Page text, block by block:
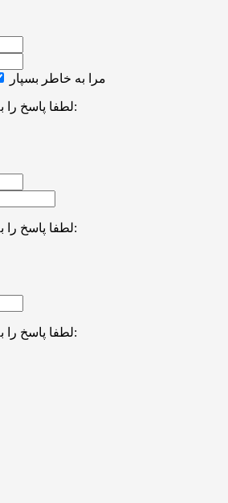
مرا به خاطر بسپار
لطفا پاسخ را به عدد انگلیسی وارد کنید:
لطفا پاسخ را به عدد انگلیسی وارد کنید:
لطفا پاسخ را به عدد انگلیسی وارد کنید: